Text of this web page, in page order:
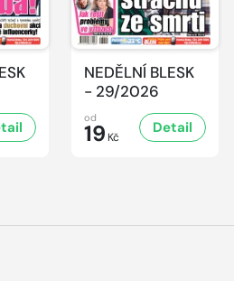
NEDĚLNÍ BLESK
- 29/2026
od
19 Kč
Detail